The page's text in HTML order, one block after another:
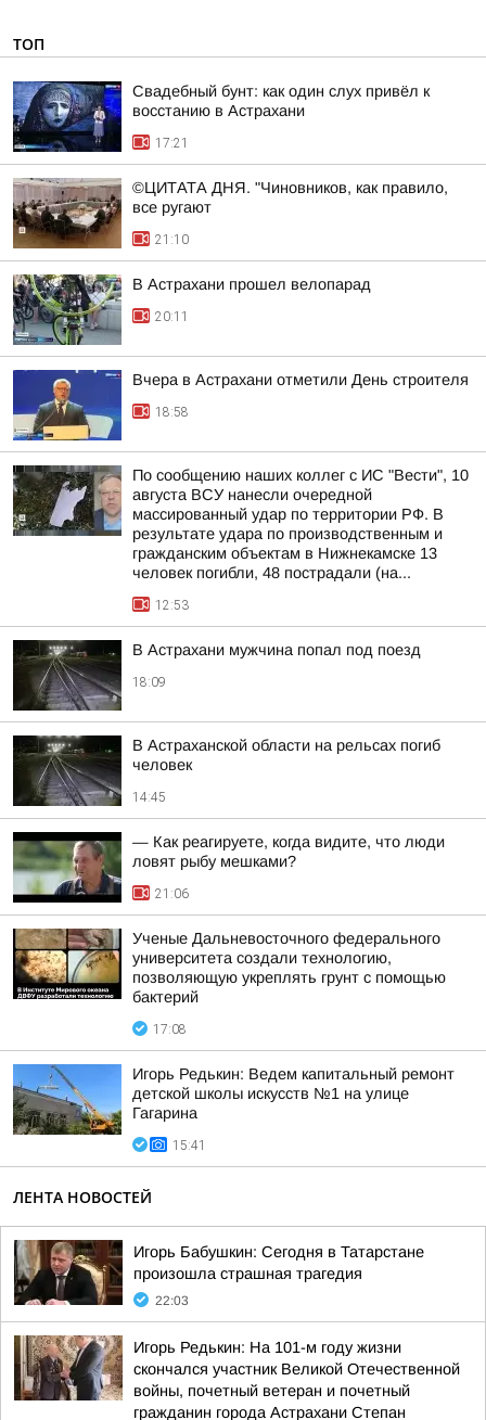
ТОП
Свадебный бунт: как один слух привёл к
восстанию в Астрахани
17:21
©ЦИТАТА ДНЯ. "Чиновников, как правило,
все ругают
21:10
В Астрахани прошел велопарад
20:11
Вчера в Астрахани отметили День строителя
18:58
По сообщению наших коллег с ИС "Вести", 10
августа ВСУ нанесли очередной
массированный удар по территории РФ. В
результате удара по производственным и
гражданским объектам в Нижнекамске 13
человек погибли, 48 пострадали (на...
12:53
В Астрахани мужчина попал под поезд
18:09
В Астраханской области на рельсах погиб
человек
14:45
— Как реагируете, когда видите, что люди
ловят рыбу мешками?
21:06
Ученые Дальневосточного федерального
университета создали технологию,
позволяющую укреплять грунт с помощью
бактерий
17:08
Игорь Редькин: Ведем капитальный ремонт
детской школы искусств №1 на улице
Гагарина
15:41
ЛЕНТА НОВОСТЕЙ
Игорь Бабушкин: Сегодня в Татарстане
произошла страшная трагедия
22:03
Игорь Редькин: На 101-м году жизни
скончался участник Великой Отечественной
войны, почетный ветеран и почетный
гражданин города Астрахани Степан